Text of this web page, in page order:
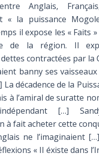
Anglais,
« la puissance
il expose les « Faits
de la région. Il
contractées par la
banny ses
décadence de la
à l’amiral de suratte
[…]
à fait acheter cette
ne l’imaginaient
« Il éxiste dans